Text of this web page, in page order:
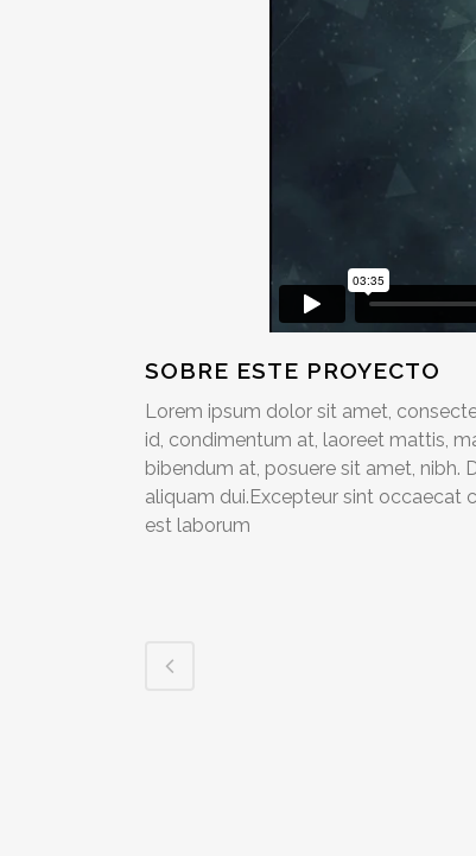
SOBRE ESTE PROYECTO
Lorem ipsum dolor sit amet,
id, condimentum at, laoreet mattis,
bibendum at, posuere sit amet, nibh.
aliquam dui.Excepteur sint occaecat
est laborum